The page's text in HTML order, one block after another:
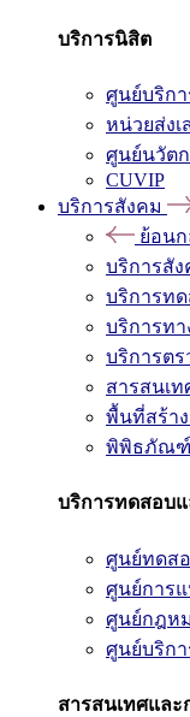
บริการนิสิต
ศูนย์บริก
หน่วยส่ง
ศูนย์นวัตก
CUVIP
บริการสังคม
ย้อน
บริการสัง
บริการท
บริการท
บริการต
สารสนเ
พื้นที่สร้า
พิพิธภัณฑ์
บริการทดสอบ
ศูนย์ทดส
ศูนย์การ
ศูนย์กฎห
ศูนย์บริก
สารสนเทศและ